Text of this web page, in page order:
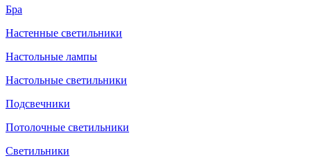
Бра
Настенные светильники
Настольные лампы
Настольные светильники
Подсвечники
Потолочные светильники
Светильники